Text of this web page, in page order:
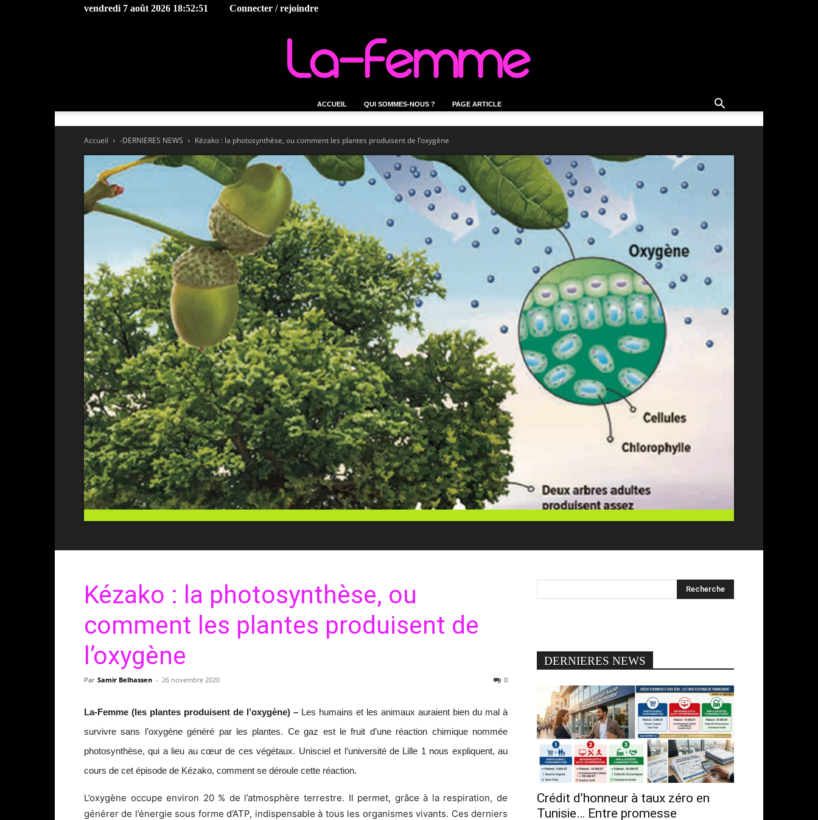
vendredi 7 août 2026 18:52:51 Connecter / rejoindre
femme.tn
ACCUEIL QUI SOMMES-NOUS ? PAGE ARTICLE
Accueil -DERNIERES NEWS Kézako : la photosynthèse, ou comment les plantes produisent de l’oxygène
Kézako : la photosynthèse, ou
comment les plantes produisent de
l’oxygène
Par Samir Belhassen - 26 novembre 2020 0
La-Femme (les plantes produisent de l’oxygène) – Les humains et les animaux auraient bien du mal à
survivre sans l’oxygène généré par les plantes. Ce gaz est le fruit d’une réaction chimique nommée
photosynthèse, qui a lieu au cœur de ces végétaux. Unisciel et l’université de Lille 1 nous expliquent, au
cours de cet épisode de Kézako, comment se déroule cette réaction.
L’oxygène occupe environ 20 % de l’atmosphère terrestre. Il permet, grâce à la respiration, de
générer de l’énergie sous forme d’ATP, indispensable à tous les organismes vivants. Ces derniers
DERNIERES NEWS
Crédit d’honneur à taux zéro en
Tunisie… Entre promesse